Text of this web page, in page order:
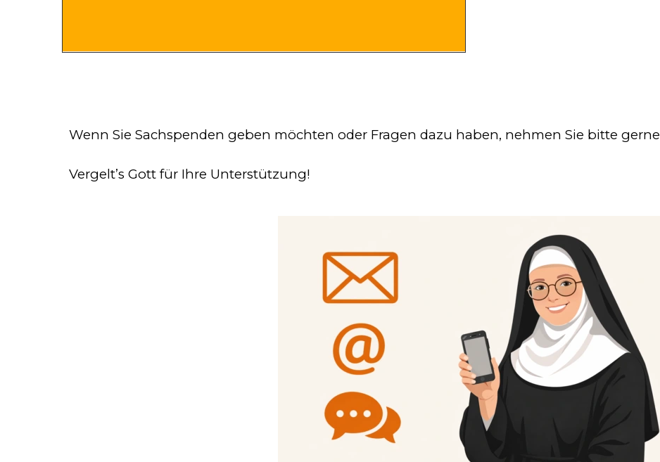
Wenn Sie Sachspenden geben möchten oder Fragen dazu haben, nehmen Sie bitte gerne
Vergelt’s Gott für Ihre Unterstützung!